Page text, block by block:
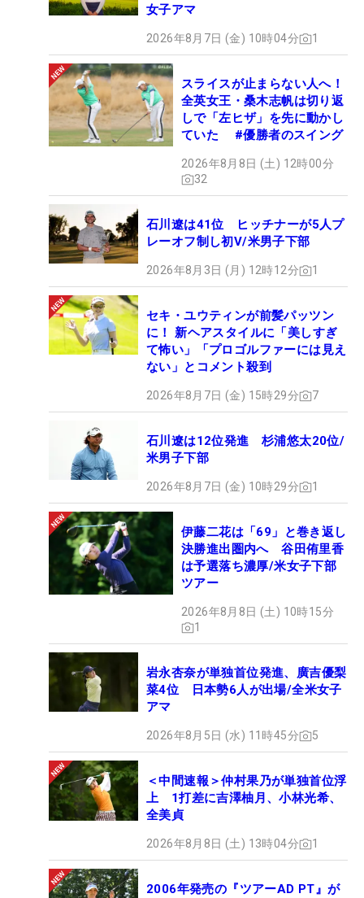
女子アマ
2026年8月7日 (金) 10時04分 1
スライスが止まらない人へ！
全英女王・桑木志帆は切り返
しで「左ヒザ」を先に動かし
ていた #優勝者のスイング
2026年8月8日 (土) 12時00分
32
石川遼は41位 ヒッチナーが5人プ
レーオフ制し初V/米男子下部
2026年8月3日 (月) 12時12分 1
セキ・ユウティンが前髪パッツン
に！ 新ヘアスタイルに「美しすぎ
て怖い」「プロゴルファーには見え
ない」とコメント殺到
2026年8月7日 (金) 15時29分 7
石川遼は12位発進 杉浦悠太20位/
米男子下部
2026年8月7日 (金) 10時29分 1
伊藤二花は「69」と巻き返し
決勝進出圏内へ 谷田侑里香
は予選落ち濃厚/米女子下部
ツアー
2026年8月8日 (土) 10時15分
1
岩永杏奈が単独首位発進、廣吉優梨
菜4位 日本勢6人が出場/全米女子
アマ
2026年8月5日 (水) 11時45分 5
＜中間速報＞仲村果乃が単独首位浮
上 1打差に吉澤柚月、小林光希、
全美貞
2026年8月8日 (土) 13時04分 1
2006年発売の『ツアーAD PT』が